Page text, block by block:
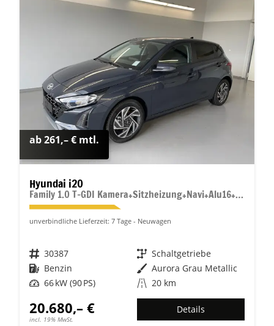
ab 261,– € mtl.
Hyundai i20
Family 1.0 T-GDI Kamera+Sitzheizung+Navi+Alu16+PDC+App-Connect
unverbindliche Lieferzeit: 7 Tage Neuwagen
Fahrzeugnr. 30387 Getriebe Schaltgetriebe
Kraftstoff Benzin Außenfarbe Aurora Grau Metallic
Leistung 66 kW (90 PS) Kilometerstand 20 km
20.680,– €
incl. 19% MwSt.
Details